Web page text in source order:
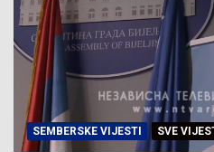
SEMBERSKE VIJESTI SVE